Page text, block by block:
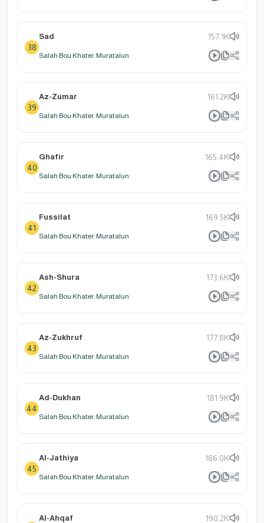
38
Sad 157.1K
Salah Bou Khater: Muratalun
39
Az-Zumar 161.2K
Salah Bou Khater: Muratalun
40
Ghafir 165.4K
Salah Bou Khater: Muratalun
41
Fussilat 169.5K
Salah Bou Khater: Muratalun
42
Ash-Shura 173.6K
Salah Bou Khater: Muratalun
43
Az-Zukhruf 177.8K
Salah Bou Khater: Muratalun
44
Ad-Dukhan 181.9K
Salah Bou Khater: Muratalun
45
Al-Jathiya 186.0K
Salah Bou Khater: Muratalun
Al-Ahqaf 190.2K